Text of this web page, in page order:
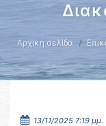
Αρχική σελίδα
13/11/2025 7:19 μμ.